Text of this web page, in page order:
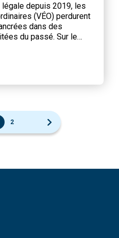
depuis 2019, les
(VÉO) perdurent
dans des
du passé. Sur le
un cycle de
exposés sont plus
la confiance […]
2